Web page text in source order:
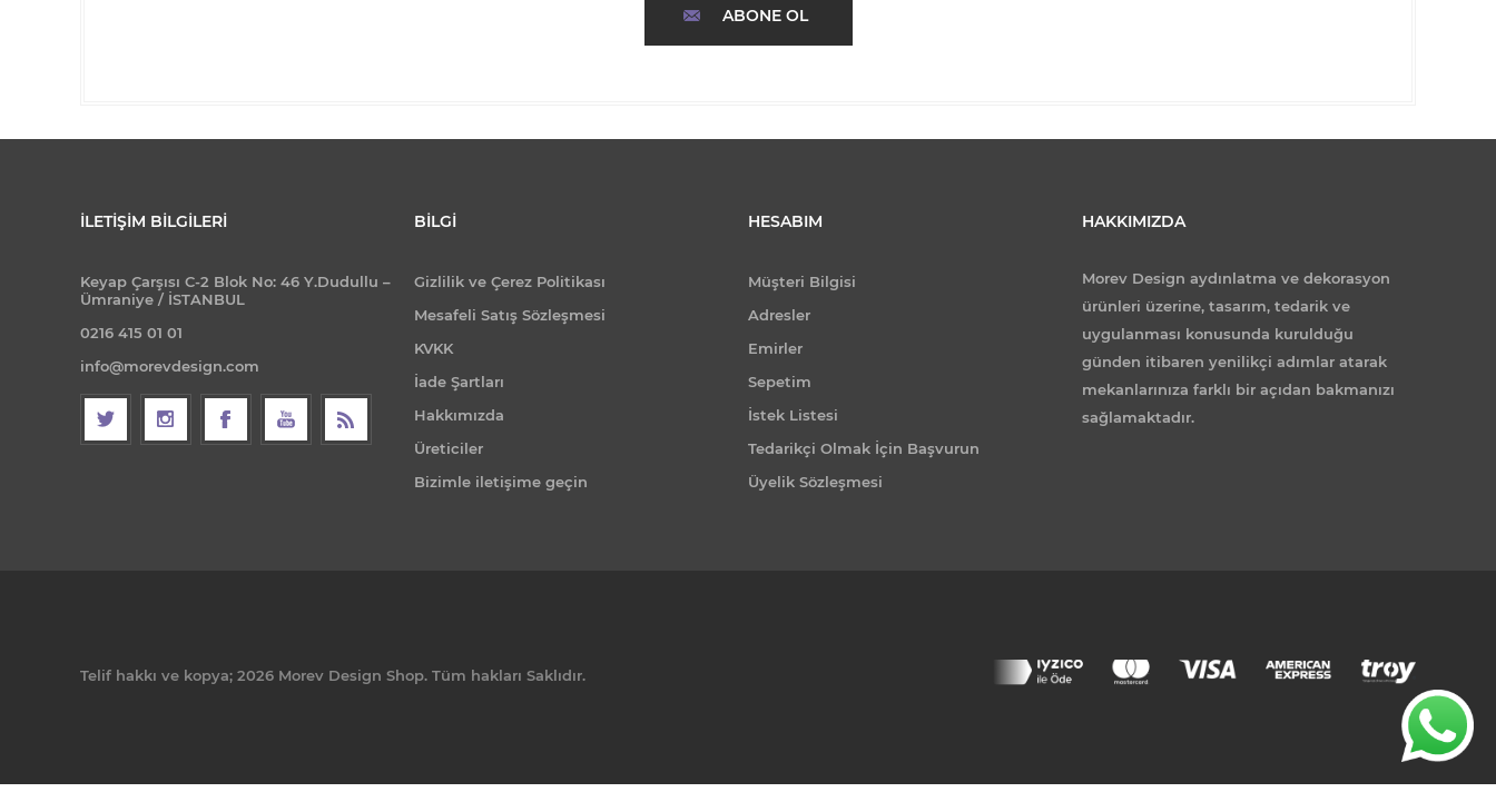
ABONE OL
İLETIŞIM BILGILERI
Keyap Çarşısı C-2 Blok No: 46 Y.Dudullu –
Ümraniye / İSTANBUL
0216 415 01 01
info@morevdesign.com
BILGI
Gizlilik ve Çerez Politikası
Mesafeli Satış Sözleşmesi
KVKK
İade Şartları
Hakkımızda
Üreticiler
Bizimle iletişime geçin
HESABIM
Müşteri Bilgisi
Adresler
Emirler
Sepetim
İstek Listesi
Tedarikçi Olmak İçin Başvurun
Üyelik Sözleşmesi
HAKKIMIZDA
Morev Design aydınlatma ve dekorasyon
ürünleri üzerine, tasarım, tedarik ve
uygulanması konusunda kurulduğu
günden itibaren yenilikçi adımlar atarak
mekanlarınıza farklı bir açıdan bakmanızı
sağlamaktadır.
Telif hakkı ve kopya; 2026 Morev Design Shop. Tüm hakları Saklıdır.